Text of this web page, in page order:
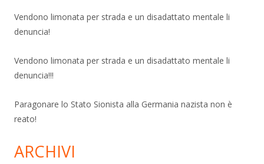
Vendono limonata per strada e un disadattato mentale li
denuncia!
Vendono limonata per strada e un disadattato mentale li
denuncia!!!
Paragonare lo Stato Sionista alla Germania nazista non è
reato!
ARCHIVI